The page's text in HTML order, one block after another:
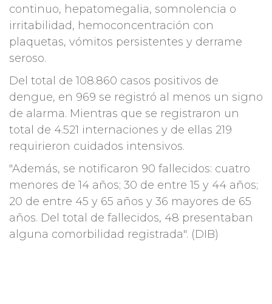
continuo, hepatomegalia, somnolencia o
irritabilidad, hemoconcentración con
plaquetas, vómitos persistentes y derrame
seroso.
Del total de 108.860 casos positivos de
dengue, en 969 se registró al menos un signo
de alarma. Mientras que se registraron un
total de 4.521 internaciones y de ellas 219
requirieron cuidados intensivos.
"Además, se notificaron 90 fallecidos: cuatro
menores de 14 años; 30 de entre 15 y 44 años;
20 de entre 45 y 65 años y 36 mayores de 65
años. Del total de fallecidos, 48 presentaban
alguna comorbilidad registrada". (DIB)